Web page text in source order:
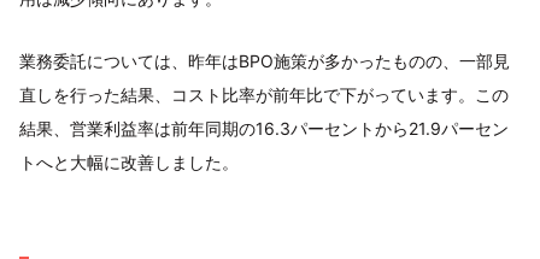
業務委託については、昨年はBPO施策が多かったものの、一部見
直しを行った結果、コスト比率が前年比で下がっています。この
結果、営業利益率は前年同期の16.3パーセントから21.9パーセン
トへと大幅に改善しました。